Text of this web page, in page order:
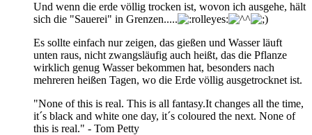
Und wenn die erde völlig trocken ist, wovon ich ausgehe, hält
sich die "Sauerei" in Grenzen.....
Es sollte einfach nur zeigen, das gießen und Wasser läuft
unten raus, nicht zwangsläufig auch heißt, das die Pflanze
wirklich genug Wasser bekommen hat, besonders nach
mehreren heißen Tagen, wo die Erde völlig ausgetrocknet ist.
"None of this is real. This is all fantasy.It changes all the time,
it´s black and white one day, it´s coloured the next. None of
this is real." - Tom Petty